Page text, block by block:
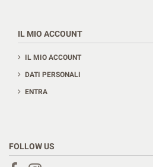
IL MIO ACCOUNT
IL MIO ACCOUNT
DATI PERSONALI
ENTRA
FOLLOW US